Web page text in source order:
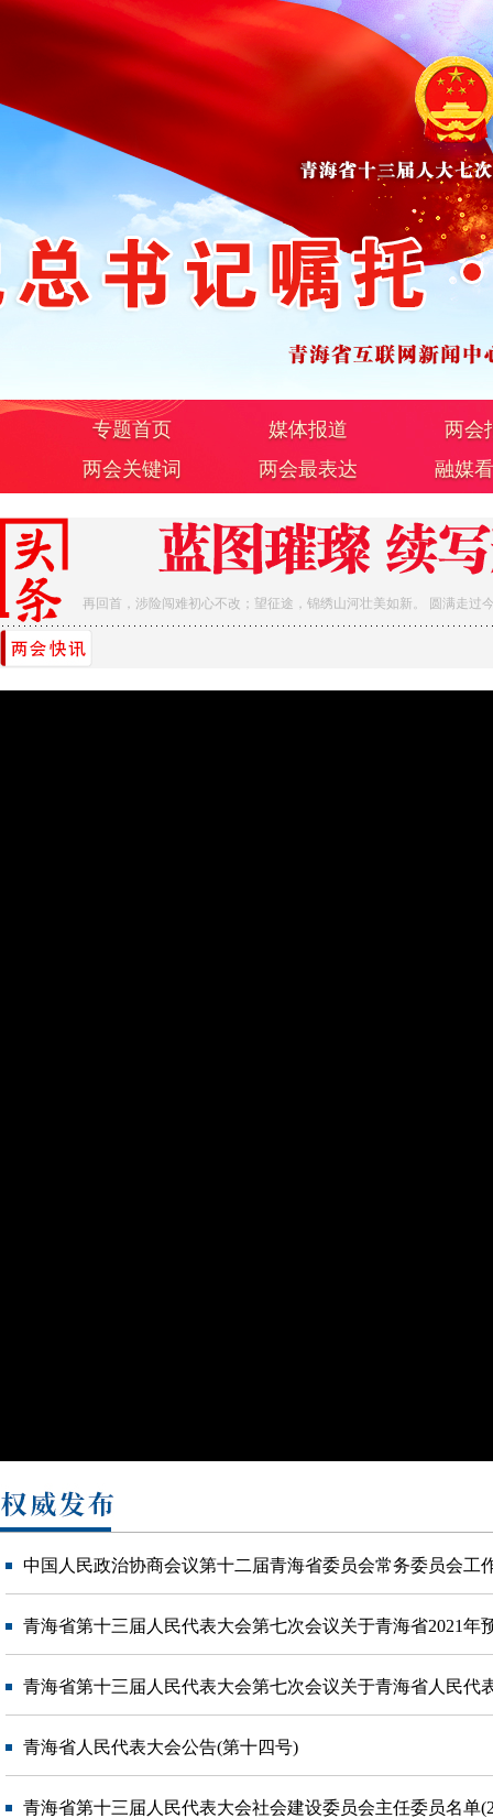
再回首，涉险闯难初心不改；望征途，锦绣山河壮美如新。 圆满走
中国人民政治协商会议第十二届青海省委员会常务委员会
青海省第十三届人民代表大会第七次会议关于青海省2021年
青海省第十三届人民代表大会第七次会议关于青海省人民代
青海省人民代表大会公告(第十四号)
青海省第十三届人民代表大会社会建设委员会主任委员名单